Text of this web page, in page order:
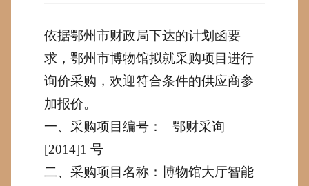
依据鄂州市财政局下达的计划函要
求，鄂州市博物馆拟就采购项目进行
询价采购，欢迎符合条件的供应商参
加报价。
一、采购项目编号：
鄂财采询
[2014]1 号
二、采购项目名称：博物馆大厅智能